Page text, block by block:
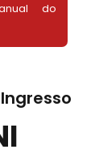
do